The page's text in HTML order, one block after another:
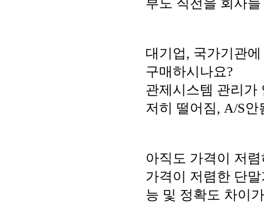
대기업, 국가기관
구매하시나요?
관제시스템 관리가
저히 떨어짐, A/S안
아직도 가격이 저
가격이 저렴한 단
능 및 정확도 차이